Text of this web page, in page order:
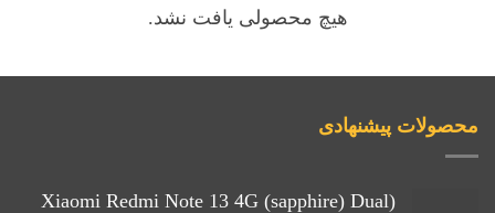
هیچ محصولی یافت نشد.
محصولات پیشنهادی
(Xiaomi Redmi Note 13 4G (sapphire) Dual